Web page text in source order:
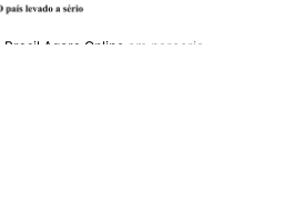
Brasil Agora Online em parceria